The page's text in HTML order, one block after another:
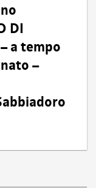
DI
a tempo
–